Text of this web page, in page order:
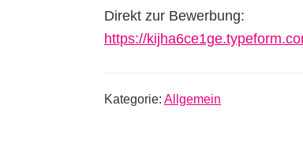
Direkt zur Bewerbung:
https://
Kategorie: Allgemein